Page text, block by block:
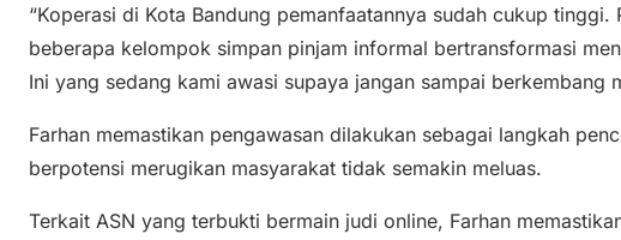
“Koperasi di Kota Bandung pemanfaatannya sudah cukup tinggi.
beberapa kelompok simpan pinjam informal bertransformasi
Ini yang sedang kami awasi supaya jangan sampai berkembang
Farhan memastikan pengawasan dilakukan sebagai langkah
berpotensi merugikan masyarakat tidak semakin meluas.
Terkait ASN yang terbukti bermain judi online, Farhan